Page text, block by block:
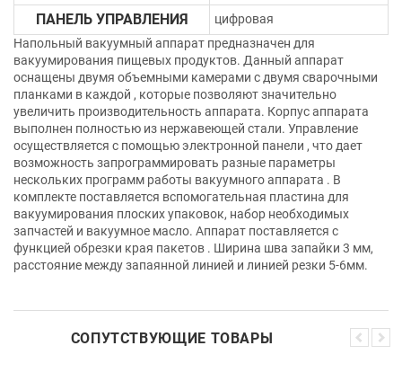
ПАНЕЛЬ УПРАВЛЕНИЯ
цифровая
Напольный вакуумный аппарат предназначен для
вакуумирования пищевых продуктов. Данный аппарат
оснащены двумя объемными камерами с двумя сварочными
планками в каждой , которые позволяют значительно
увеличить производительность аппарата. Корпус аппарата
выполнен полностью из нержавеющей стали. Управление
осуществляется с помощью электронной панели , что дает
возможность запрограммировать разные параметры
нескольких программ работы вакуумного аппарата . В
комплекте поставляется вспомогательная пластина для
вакуумирования плоских упаковок, набор необходимых
запчастей и вакуумное масло. Аппарат поставляется с
функцией обрезки края пакетов . Ширина шва запайки 3 мм,
расстояние между запаянной линией и линией резки 5-6мм.
СОПУТСТВУЮЩИЕ ТОВАРЫ